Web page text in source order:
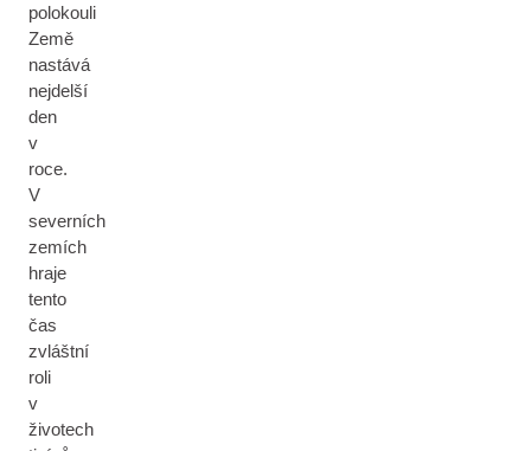
polokouli
Země
nastává
nejdelší
den
v
roce.
V
severních
zemích
hraje
tento
čas
zvláštní
roli
v
životech